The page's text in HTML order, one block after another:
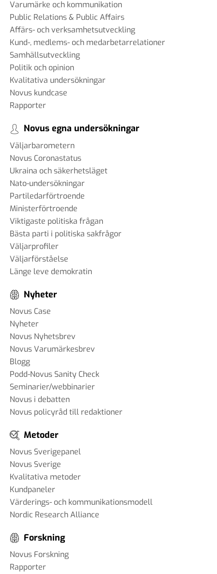
Varumärke och kommunikation
Public Relations & Public Affairs
Affärs- och verksamhetsutveckling
Kund-, medlems- och medarbetarrelationer
Samhällsutveckling
Politik och opinion
Kvalitativa undersökningar
Novus kundcase
Rapporter
Novus egna undersökningar
Väljarbarometern
Novus Coronastatus
Ukraina och säkerhetsläget
Nato-undersökningar
Partiledarförtroende
Ministerförtroende
Viktigaste politiska frågan
Bästa parti i politiska sakfrågor
Väljarprofiler
Väljarförståelse
Länge leve demokratin
Nyheter
Novus Case
Nyheter
Novus Nyhetsbrev
Novus Varumärkesbrev
Blogg
Podd-Novus Sanity Check
Seminarier/webbinarier
Novus i debatten
Novus policyråd till redaktioner
Metoder
Novus Sverigepanel
Novus Sverige
Kvalitativa metoder
Kundpaneler
Värderings- och kommunikationsmodell
Nordic Research Alliance
Forskning
Novus Forskning
Rapporter